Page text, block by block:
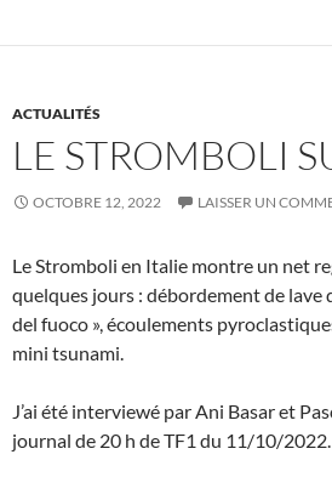
ACTUALITÉS
LE STROMBOLI
OCTOBRE 12, 2022 LAISSER UN
Le Stromboli en Italie montre un net
quelques jours : débordement de lave
del fuoco », écoulements
mini tsunami.
J’ai été interviewé par Ani Basar et
journal de 20 h de TF1 du 11/10/2022.